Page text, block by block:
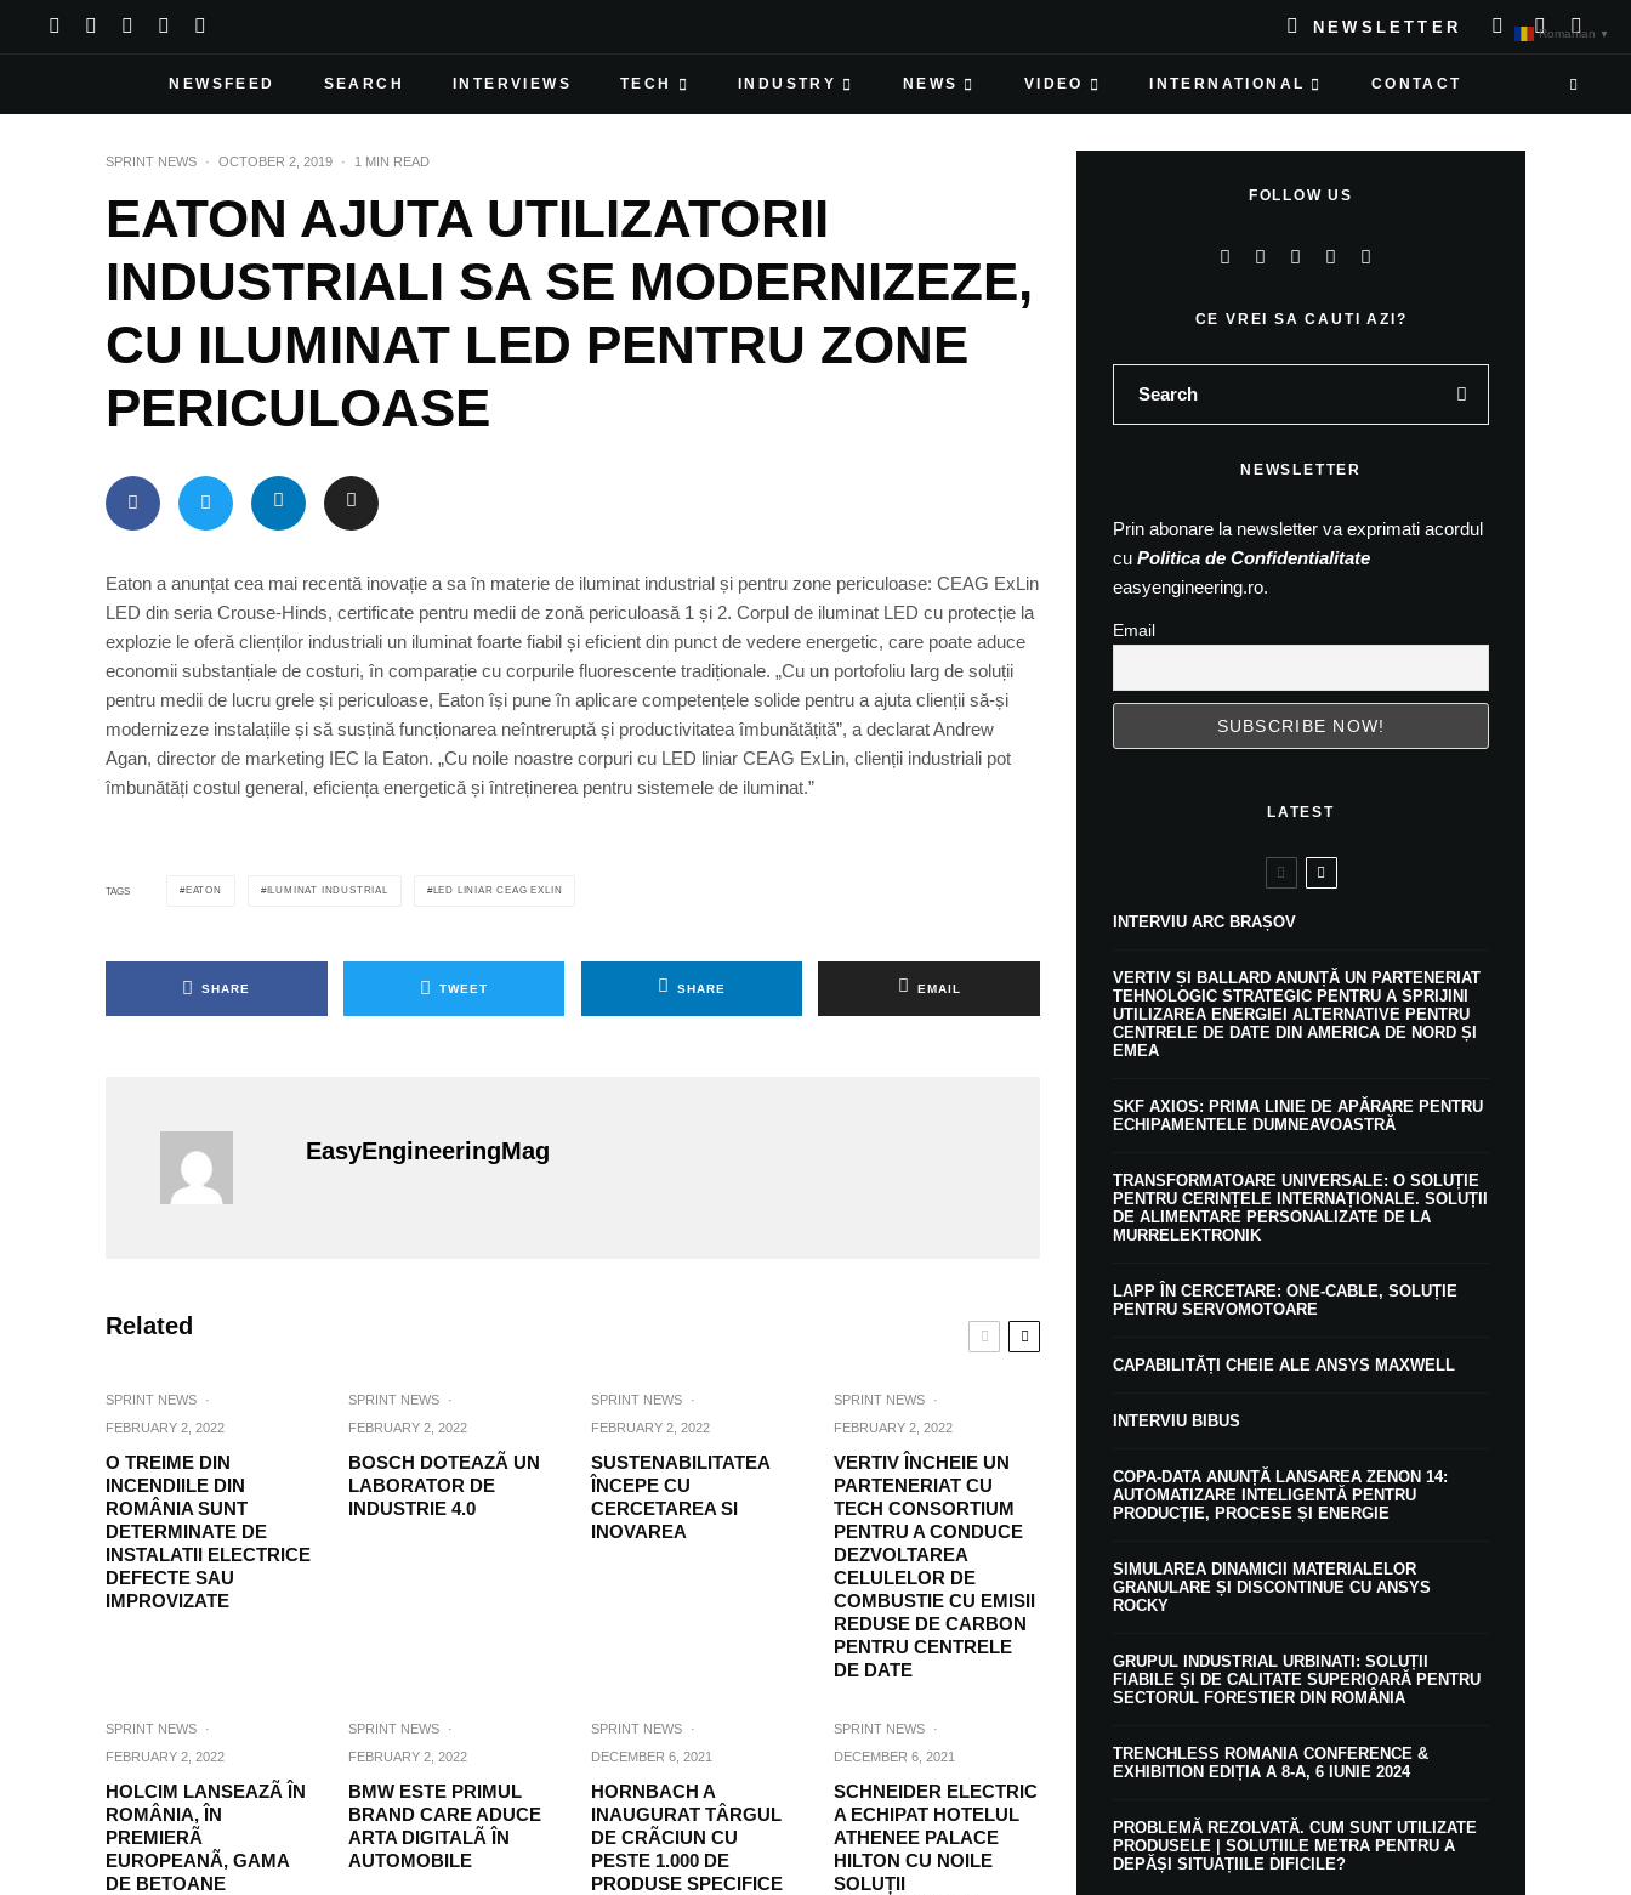
NEWSLETTER
NEWSFEED SEARCH INTERVIEWS TECH INDUSTRY NEWS VIDEO INTERNATIONAL CONTACT
SPRINT NEWS · OCTOBER 2, 2019 · 1 MIN READ
EATON AJUTA UTILIZATORII
INDUSTRIALI SA SE MODERNIZEZE,
CU ILUMINAT LED PENTRU ZONE
PERICULOASE
Eaton a anunțat cea mai recentă inovație a sa în materie de iluminat industrial și pentru zone periculoase: CEAG ExLin
LED din seria Crouse-Hinds, certificate pentru medii de zonă periculoasă 1 și 2. Corpul de iluminat LED cu protecție la
explozie le oferă clienților industriali un iluminat foarte fiabil și eficient din punct de vedere energetic, care poate aduce
economii substanțiale de costuri, în comparație cu corpurile fluorescente tradiționale. „Cu un portofoliu larg de soluții
pentru medii de lucru grele și periculoase, Eaton își pune în aplicare competențele solide pentru a ajuta clienții să-și
modernizeze instalațiile și să susțină funcționarea neîntreruptă și productivitatea îmbunătățită”, a declarat Andrew
Agan, director de marketing IEC la Eaton. „Cu noile noastre corpuri cu LED liniar CEAG ExLin, clienții industriali pot
îmbunătăți costul general, eficiența energetică și întreținerea pentru sistemele de iluminat.”
TAGS EATON ILUMINAT INDUSTRIAL LED LINIAR CEAG EXLIN
SHARE TWEET SHARE EMAIL
EasyEngineeringMag
Related
SPRINT NEWS
·
FEBRUARY 2, 2022
O TREIME DIN
INCENDIILE DIN
ROMÂNIA SUNT
DETERMINATE DE
INSTALATII ELECTRICE
DEFECTE SAU
IMPROVIZATE
SPRINT NEWS
·
FEBRUARY 2, 2022
BOSCH DOTEAZÃ UN
LABORATOR DE
INDUSTRIE 4.0
SPRINT NEWS
·
FEBRUARY 2, 2022
SUSTENABILITATEA
ÎNCEPE CU
CERCETAREA SI
INOVAREA
SPRINT NEWS
·
FEBRUARY 2, 2022
VERTIV ÎNCHEIE UN
PARTENERIAT CU
TECH CONSORTIUM
PENTRU A CONDUCE
DEZVOLTAREA
CELULELOR DE
COMBUSTIE CU EMISII
REDUSE DE CARBON
PENTRU CENTRELE
DE DATE
SPRINT NEWS
·
FEBRUARY 2, 2022
HOLCIM LANSEAZÃ ÎN
ROMÂNIA, ÎN
PREMIERÃ
EUROPEANÃ, GAMA
DE BETOANE
SPRINT NEWS
·
FEBRUARY 2, 2022
BMW ESTE PRIMUL
BRAND CARE ADUCE
ARTA DIGITALÃ ÎN
AUTOMOBILE
SPRINT NEWS
·
DECEMBER 6, 2021
HORNBACH A
INAUGURAT TÂRGUL
DE CRÃCIUN CU
PESTE 1.000 DE
PRODUSE SPECIFICE
SPRINT NEWS
·
DECEMBER 6, 2021
SCHNEIDER ELECTRIC
A ECHIPAT HOTELUL
ATHENEE PALACE
HILTON CU NOILE
SOLUȚII
FOLLOW US
CE VREI SA CAUTI AZI?
NEWSLETTER
Prin abonare la newsletter va exprimati acordul
cu Politica de Confidentialitate
easyengineering.ro.
Email
LATEST
INTERVIU ARC BRAȘOV
VERTIV ȘI BALLARD ANUNȚĂ UN PARTENERIAT
TEHNOLOGIC STRATEGIC PENTRU A SPRIJINI
UTILIZAREA ENERGIEI ALTERNATIVE PENTRU
CENTRELE DE DATE DIN AMERICA DE NORD ȘI
EMEA
SKF AXIOS: PRIMA LINIE DE APĂRARE PENTRU
ECHIPAMENTELE DUMNEAVOASTRĂ
TRANSFORMATOARE UNIVERSALE: O SOLUȚIE
PENTRU CERINȚELE INTERNAȚIONALE. SOLUȚII
DE ALIMENTARE PERSONALIZATE DE LA
MURRELEKTRONIK
LAPP ÎN CERCETARE: ONE-CABLE, SOLUȚIE
PENTRU SERVOMOTOARE
CAPABILITĂȚI CHEIE ALE ANSYS MAXWELL
INTERVIU BIBUS
COPA-DATA ANUNȚĂ LANSAREA ZENON 14:
AUTOMATIZARE INTELIGENTĂ PENTRU
PRODUCȚIE, PROCESE ȘI ENERGIE
SIMULAREA DINAMICII MATERIALELOR
GRANULARE ȘI DISCONTINUE CU ANSYS
ROCKY
GRUPUL INDUSTRIAL URBINATI: SOLUȚII
FIABILE ȘI DE CALITATE SUPERIOARĂ PENTRU
SECTORUL FORESTIER DIN ROMÂNIA
TRENCHLESS ROMANIA CONFERENCE &
EXHIBITION EDIȚIA A 8-A, 6 IUNIE 2024
PROBLEMĂ REZOLVATĂ. CUM SUNT UTILIZATE
PRODUSELE | SOLUȚIILE METRA PENTRU A
DEPĂȘI SITUAȚIILE DIFICILE?
Romanian ▼